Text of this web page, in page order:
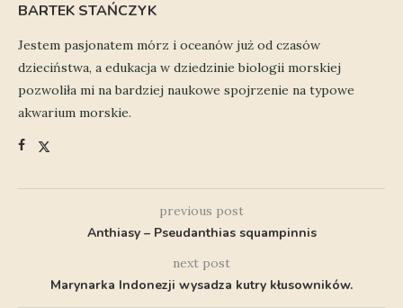
BARTEK STAŃCZYK
Jestem pasjonatem mórz i oceanów już od czasów
dzieciństwa, a edukacja w dziedzinie biologii morskiej
pozwoliła mi na bardziej naukowe spojrzenie na typowe
akwarium morskie.
previous post
Anthiasy – Pseudanthias squampinnis
next post
Marynarka Indonezji wysadza kutry kłusowników.